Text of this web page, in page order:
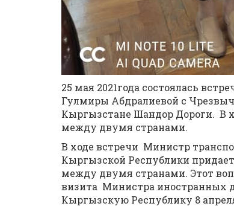
25 мая 2021года состоялась
Гулмиры Абдралиевой с
Кыргызстане Шандор Дороги. В
между двумя странами.
В ходе встречи Министр
Кыргызской Республики
между двумя странами. Этот
визита Министра иностранных
Кыргызскую Республику 8